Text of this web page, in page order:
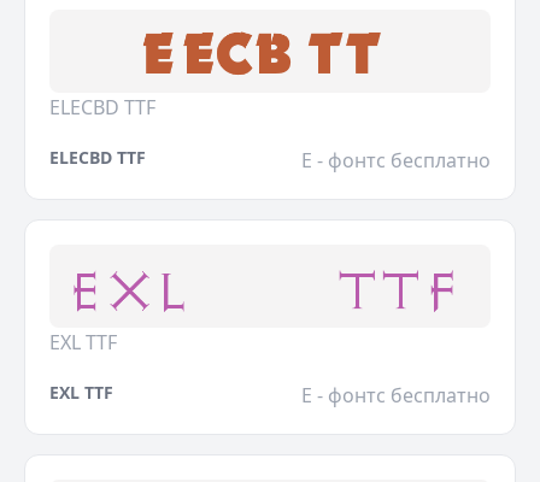
ELECBD TTF
ELECBD TTF E - фонтс бесплатно
EXL TTF
EXL TTF E - фонтс бесплатно